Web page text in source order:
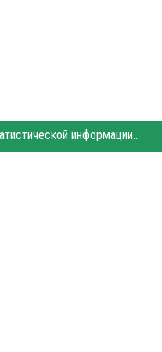
Этот сайт использует «cookies». Также сайт использует интернет-сервис для сбора технических данных касательно посетителей с целью получения маркетинговой и статистической информации. Условия обработки данных посетителей сайта см.